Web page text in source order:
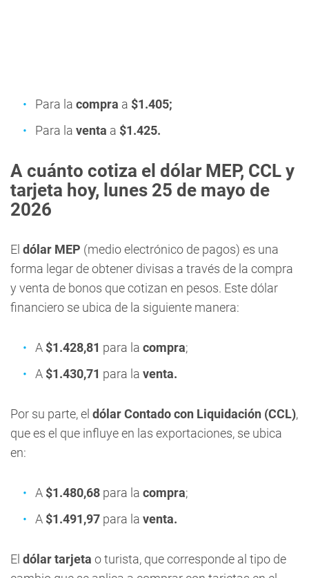
Para la compra a $1.405;
Para la venta a $1.425.
A cuánto cotiza el dólar MEP, CCL y
tarjeta hoy, lunes 25 de mayo de
2026
El dólar MEP (medio electrónico de pagos) es una
forma legar de obtener divisas a través de la compra
y venta de bonos que cotizan en pesos. Este dólar
financiero se ubica de la siguiente manera:
A $1.428,81 para la compra;
A $1.430,71 para la venta.
Por su parte, el dólar Contado con Liquidación (CCL),
que es el que influye en las exportaciones, se ubica
en:
A $1.480,68 para la compra;
A $1.491,97 para la venta.
El dólar tarjeta o turista, que corresponde al tipo de